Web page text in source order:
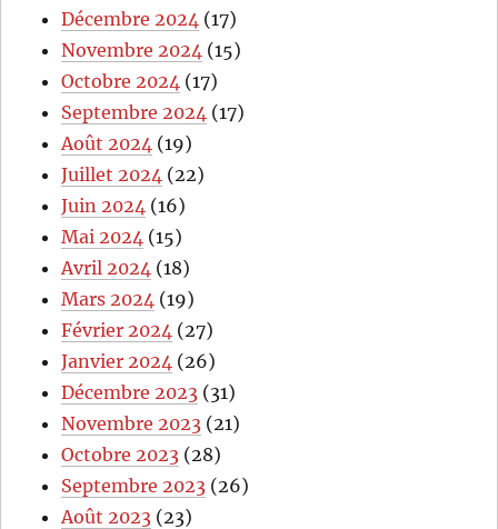
Décembre 2024 (17)
Novembre 2024 (15)
Octobre 2024 (17)
Septembre 2024 (17)
Août 2024 (19)
Juillet 2024 (22)
Juin 2024 (16)
Mai 2024 (15)
Avril 2024 (18)
Mars 2024 (19)
Février 2024 (27)
Janvier 2024 (26)
Décembre 2023 (31)
Novembre 2023 (21)
Octobre 2023 (28)
Septembre 2023 (26)
Août 2023 (23)